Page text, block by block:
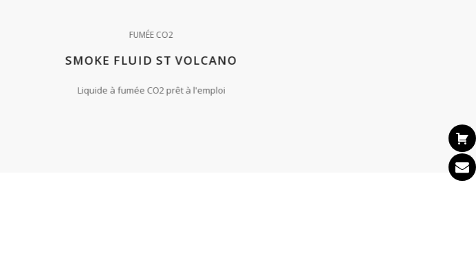
FUMÉE CO2
SMOKE FLUID ST VOLCANO
Liquide à fumée CO2 prêt à l'emploi